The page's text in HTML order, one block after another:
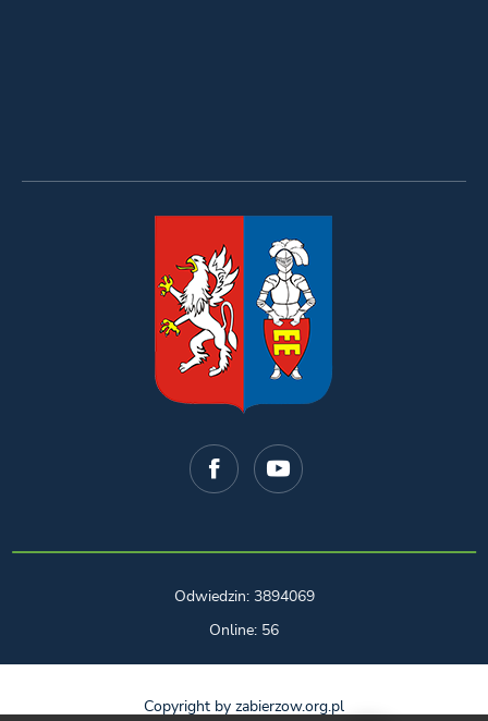
Odwiedzin: 3894069
Online: 56
Copyright by zabierzow.org.pl